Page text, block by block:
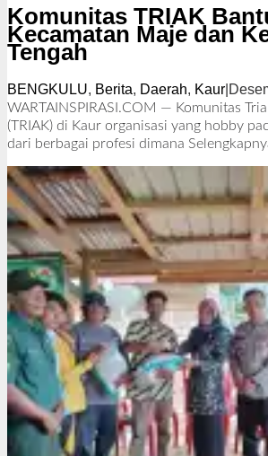
Komunitas TRIAK
Kecamatan Maje dan
Tengah
BENGKULU, Berita, Daerah, Kaur|
WARTAINSPIRASI.COM — Komunitas
(TRIAK) di Kaur organisasi yang hobby
dari berbagai profesi dimana